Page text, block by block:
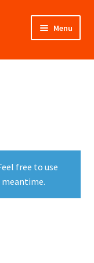
Menu
free to use
meantime.